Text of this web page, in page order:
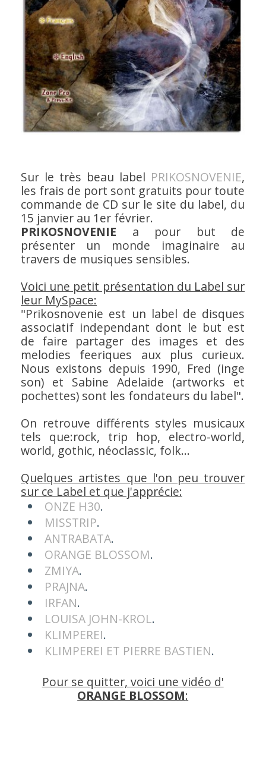
Sur le très beau label PRIKOSNOVENIE,
les frais de port sont gratuits pour toute
commande de CD sur le site du label, du
15 janvier au 1er février.
PRIKOSNOVENIE a pour but de
présenter un monde imaginaire au
travers de musiques sensibles.
Voici une petit présentation du Label sur
leur MySpace:
"Prikosnovenie est un label de disques
associatif independant dont le but est
de faire partager des images et des
melodies feeriques aux plus curieux.
Nous existons depuis 1990, Fred (inge
son) et Sabine Adelaide (artworks et
pochettes) sont les fondateurs du label".
On retrouve différents styles musicaux
tels que:rock, trip hop, electro-world,
world, gothic, néoclassic, folk...
Quelques artistes que l'on peu trouver
sur ce Label et que j'apprécie:
ONZE H30.
MISSTRIP.
ANTRABATA.
ORANGE BLOSSOM.
ZMIYA.
PRAJNA.
IRFAN.
LOUISA JOHN-KROL.
KLIMPEREI.
KLIMPEREI ET PIERRE BASTIEN.
Pour se quitter, voici une vidéo d'
ORANGE BLOSSOM: